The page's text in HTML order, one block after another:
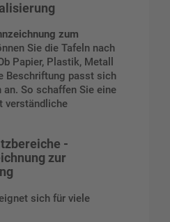
zum
Sie die Tafeln nach
Papier, Plastik, Metall
Beschriftung passt sich
an. So schaffen Sie eine
verständliche
-
zur
sich für viele